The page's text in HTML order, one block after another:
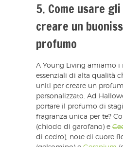
5. Come usare
creare un
profumo
A Young Living amiamo i
essenziali di alta qualità
uniti per creare un
personalizzato. Ad
portare il profumo di
fragranza unica per te?
(chiodo di garofano) e
di cedro), note di cuore